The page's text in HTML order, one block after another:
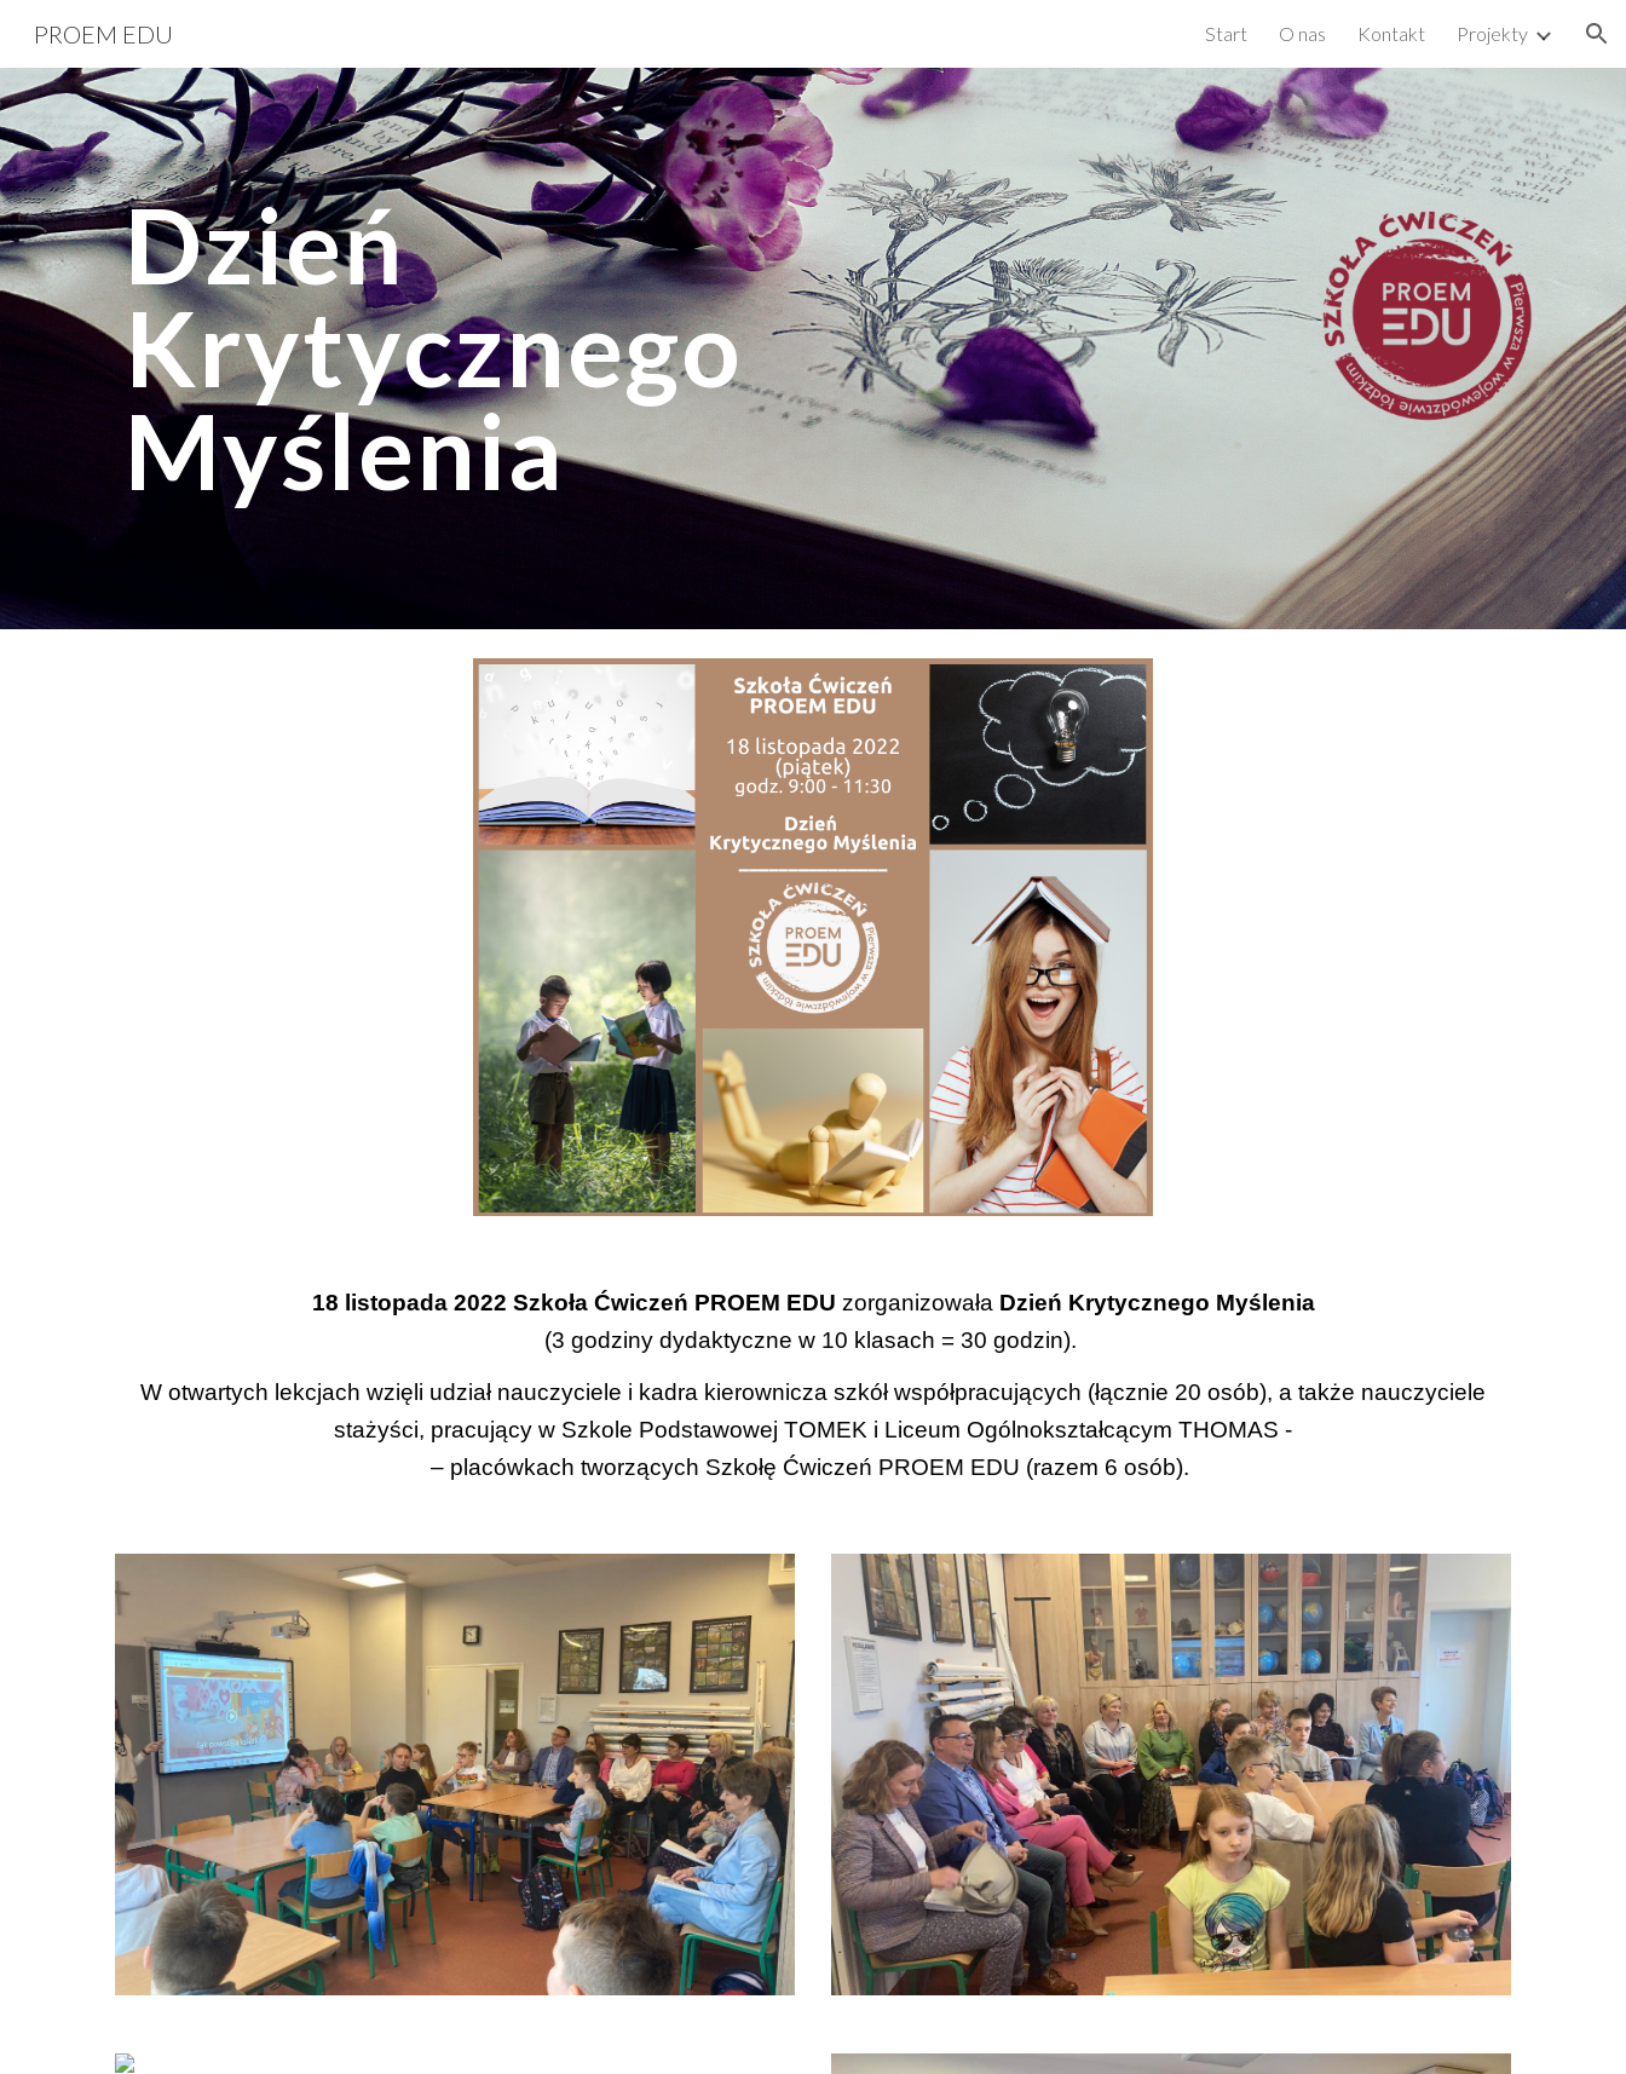
PROEM EDU Start O nas Kontakt Projekty
Dzień
Krytycznego
Myślenia
18 listopada 2022 Szkoła Ćwiczeń PROEM EDU zorganizowała Dzień Krytycznego Myślenia
(3 godziny dydaktyczne w 10 klasach = 30 godzin).
W otwartych lekcjach wzięli udział nauczyciele i kadra kierownicza szkół współpracujących (łącznie 20 osób), a także nauczyciele
stażyści, pracujący w Szkole Podstawowej TOMEK i Liceum Ogólnokształcącym THOMAS -
– placówkach tworzących Szkołę Ćwiczeń PROEM EDU (razem 6 osób).